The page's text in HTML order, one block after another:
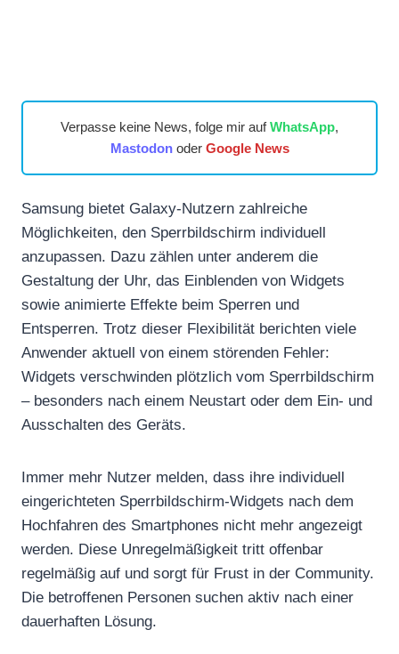
Verpasse keine News, folge mir aufWhatsApp,
Mastodonoder Google News
Samsung bietet Galaxy-Nutzern zahlreiche
Möglichkeiten, den Sperrbildschirm individuell
anzupassen. Dazu zählen unter anderem die
Gestaltung der Uhr, das Einblenden von Widgets
sowie animierte Effekte beim Sperren und
Entsperren. Trotz dieser Flexibilität berichten viele
Anwender aktuell von einem störenden Fehler:
Widgets verschwinden plötzlich vom Sperrbildschirm
– besonders nach einem Neustart oder dem Ein- und
Ausschalten des Geräts.
Immer mehr Nutzer melden, dass ihre individuell
eingerichteten Sperrbildschirm-Widgets nach dem
Hochfahren des Smartphones nicht mehr angezeigt
werden. Diese Unregelmäßigkeit tritt offenbar
regelmäßig auf und sorgt für Frust in der Community.
Die betroffenen Personen suchen aktiv nach einer
dauerhaften Lösung.